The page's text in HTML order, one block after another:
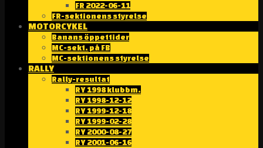
FR 2022-06-11
FR-sektionens styrelse
MOTORCYKEL
Banans öppettider
MC-sekt. på FB
MC-sektionens styrelse
RALLY
Rally-resultat
RY 1998 klubbm.
RY 1998-12-12
RY 1999-12-18
RY 1999-02-28
RY 2000-08-27
RY 2001-06-16